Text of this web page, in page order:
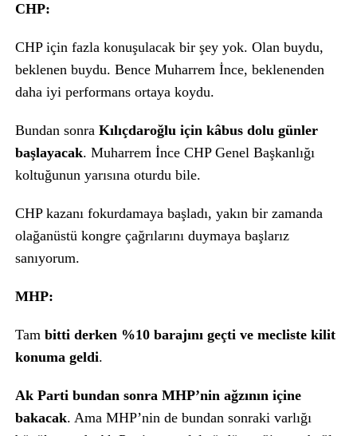
CHP:
CHP için fazla konuşulacak bir şey yok. Olan buydu,
beklenen buydu. Bence Muharrem İnce, beklenenden
daha iyi performans ortaya koydu.
Bundan sonra Kılıçdaroğlu için kâbus dolu günler
başlayacak. Muharrem İnce CHP Genel Başkanlığı
koltuğunun yarısına oturdu bile.
CHP kazanı fokurdamaya başladı, yakın bir zamanda
olağanüstü kongre çağrılarını duymaya başlarız
sanıyorum.
MHP:
Tam bitti derken %10 barajını geçti ve mecliste kilit
konuma geldi.
Ak Parti bundan sonra MHP’nin ağzının içine
bakacak. Ama MHP’nin de bundan sonraki varlığı